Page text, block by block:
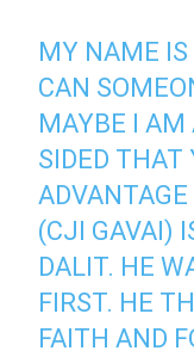
MY NAME IS
CAN
MAYBE I AM
SIDED THAT
(CJI GAVAI)
DALIT. HE
FIRST. HE
FAITH AND